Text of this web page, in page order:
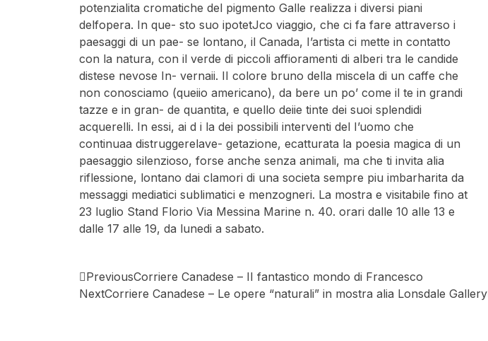
potenzialita cromatiche del pigmento Galle realizza i diversi piani
delfopera. In que- sto suo ipotetJco viaggio, che ci fa fare attraverso i
paesaggi di un pae- se lontano, il Canada, I’artista ci mette in contatto
con la natura, con il verde di piccoli affioramenti di alberi tra le candide
distese nevose In- vernaii. II colore bruno della miscela di un caffe che
non conosciamo (queiio americano), da bere un po’ come il te in grandi
tazze e in gran- de quantita, e quello deiie tinte dei suoi splendidi
acquerelli. In essi, ai d i la dei possibili interventi del I’uomo che
continuaa distruggerelave- getazione, ecatturata la poesia magica di un
paesaggio silenzioso, forse anche senza animali, ma che ti invita alia
riflessione, lontano dai clamori di una societa sempre piu imbarharita da
messaggi mediatici sublimatici e menzogneri. La mostra e visitabile fino at
23 luglio Stand Florio Via Messina Marine n. 40. orari dalle 10 alle 13 e
dalle 17 alle 19, da lunedi a sabato.
PreviousCorriere Canadese – II fantastico mondo di Francesco
NextCorriere Canadese – Le opere “naturali” in mostra alia Lonsdale Gallery